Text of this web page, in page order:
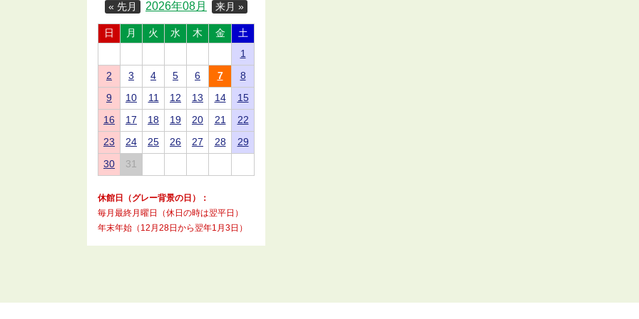
« 先月 来月 »
2026年08月
日 月 火 水 木 金
土
1
2 3 4 5 6 7 8
9 10 11 12 13 14 15
16 17 18 19 20 21 22
23 24 25 26 27 28 29
30 31
休館日（グレー背景の日）：
毎月最終月曜日（休日の時は翌平日）
年末年始（12月28日から翌年1月3日）